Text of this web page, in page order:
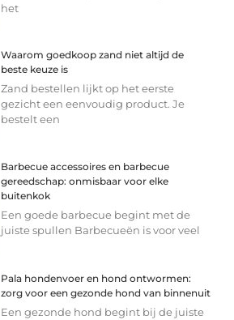
het
Waarom goedkoop zand niet altijd de
beste keuze is
Zand bestellen lijkt op het eerste
gezicht een eenvoudig product. Je
bestelt een
Barbecue accessoires en barbecue
gereedschap: onmisbaar voor elke
buitenkok
Een goede barbecue begint met de
juiste spullen Barbecueën is voor veel
Pala hondenvoer en hond ontwormen:
zorg voor een gezonde hond van binnenuit
Een gezonde hond begint bij de juiste